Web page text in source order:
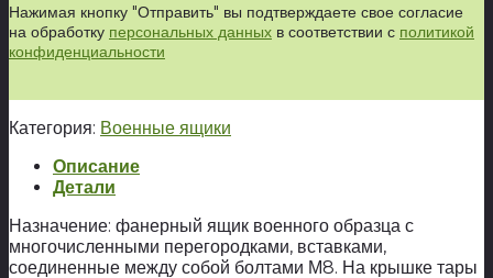
Нажимая кнопку "Отправить" вы подтверждаете свое согласие
на обработку персональных данных в соответствии с политикой
конфиденциальности
Категория: Военные ящики
Описание
Детали
Назначение: фанерный ящик военного образца с
многочисленными перегородками, вставками,
соединенные между собой болтами М8. На крышке тары